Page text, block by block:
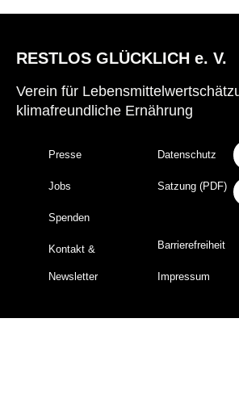
RESTLOS GLÜCKLICH e. V.
Verein für
klimafreundliche Ernährung
Presse
Jobs
Spenden
Kontakt &
Newsletter
Datenschutz
Satzung (PDF)
Barrierefreiheit
Impressum